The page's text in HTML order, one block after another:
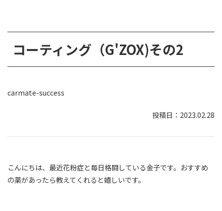
コーティング（G'ZOX)その2
carmate-success
2023.02.28
こんにちは、最近花粉症と毎日格闘している金子です。おすすめ
の薬があったら教えてくれると嬉しいです。